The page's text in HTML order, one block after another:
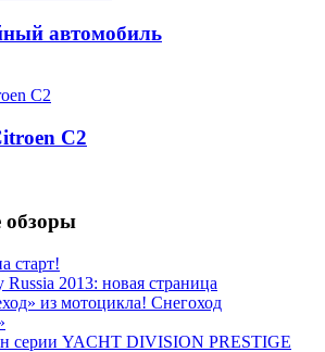
автомобиль
С2
обзоры
старт!
2013: новая страница
из мотоцикла! Снегоход
серии YACHT DIVISION PRESTIGE